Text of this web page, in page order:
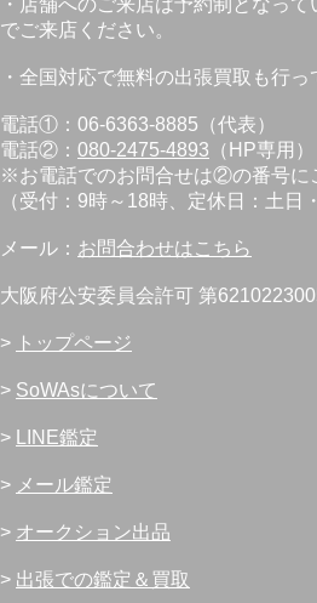
・店舗へのご来店は予約制となっ
でご来店ください。
・全国対応で無料の出張買取も行っ
電話①：06-6363-8885（代表）
電話②： 080-2475-4893 （HP専用）
※お電話でのお問合せは②の番号に
（受付：9時～18時、定休日：土日
メール： お問合わせはこちら
大阪府公安委員会許可 第
> トップページ
> SoWAsについて
> LINE鑑定
> メール鑑定
> オークション出品
> 出張での鑑定＆買取